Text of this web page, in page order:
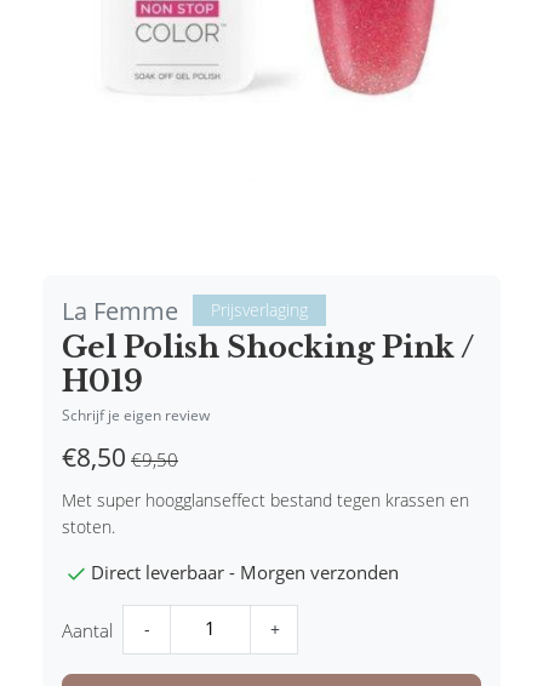
La Femme Prijsverlaging
Gel Polish Shocking Pink /
H019
Schrijf je eigen review
€8,50 €9,50
Met super hoogglanseffect bestand tegen krassen en
stoten.
Direct leverbaar - Morgen verzonden
Aantal - +